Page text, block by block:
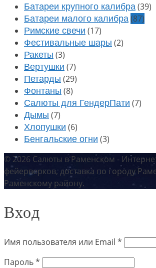
Батареи крупного калибра (39)
Батареи малого калибра (87)
Римские свечи (17)
Фестивальные шары (2)
Ракеты (3)
Вертушки (7)
Петарды (29)
Фонтаны (8)
Салюты для ГендерПати (7)
Дымы (7)
Хлопушки (6)
Бенгальские огни (3)
© 2026 Салюты в Раменском -
фейерверков, доставка по городу
Раменскому району.
Вход
Имя пользователя или Email *
Пароль*